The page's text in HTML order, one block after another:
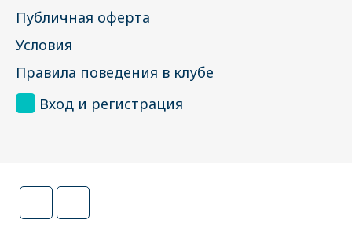
Публичная оферта
Условия
Правила поведения в клубе
Вход и регистрация